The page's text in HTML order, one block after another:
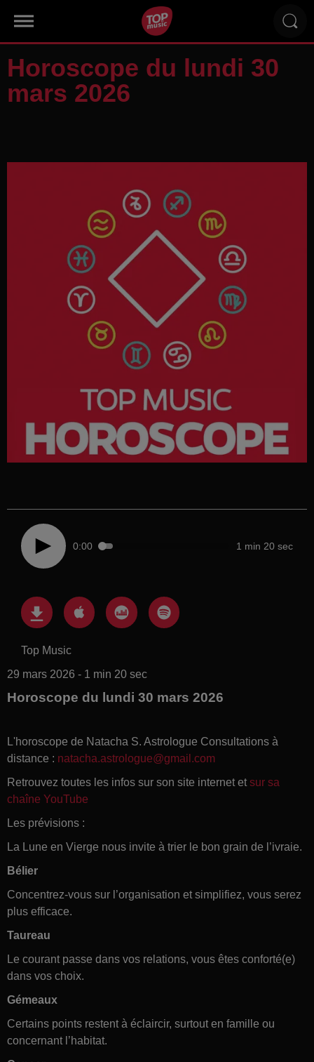
Horoscope du lundi 30
mars 2026
0:00 1 min 20 sec
Top Music
29 mars 2026 - 1 min 20 sec
Horoscope du lundi 30 mars 2026
L'horoscope de Natacha S. Astrologue Consultations à
distance : natacha.astrologue@gmail.com
Retrouvez toutes les infos sur son site internet et sur sa
chaîne YouTube
Les prévisions :
La Lune en Vierge nous invite à trier le bon grain de l’ivraie.
Bélier
Concentrez-vous sur l’organisation et simplifiez, vous serez
plus efficace.
Taureau
Le courant passe dans vos relations, vous êtes conforté(e)
dans vos choix.
Gémeaux
Certains points restent à éclaircir, surtout en famille ou
concernant l’habitat.